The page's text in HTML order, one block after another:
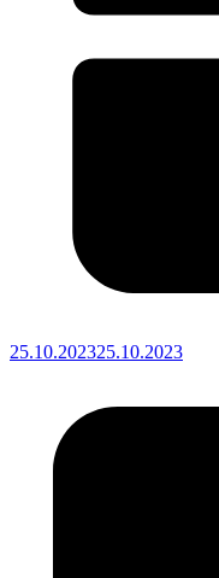
25.10.202325.10.2023